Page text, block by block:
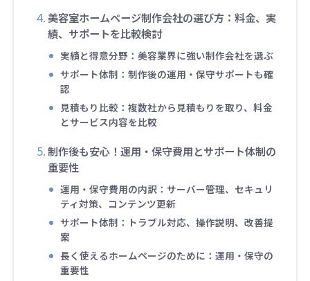
美容室ホームページ制作会社の選び方：料金、実
績、サポートを比較検討
実績と得意分野：美容業界に強い制作会社を選ぶ
サポート体制：制作後の運用・保守サポートも確
認
見積もり比較：複数社から見積もりを取り、料金
とサービス内容を比較
制作後も安心！運用・保守費用とサポート体制の
重要性
運用・保守費用の内訳：サーバー管理、セキュリ
ティ対策、コンテンツ更新
サポート体制：トラブル対応、操作説明、改善提
案
長く使えるホームページのために：運用・保守の
重要性